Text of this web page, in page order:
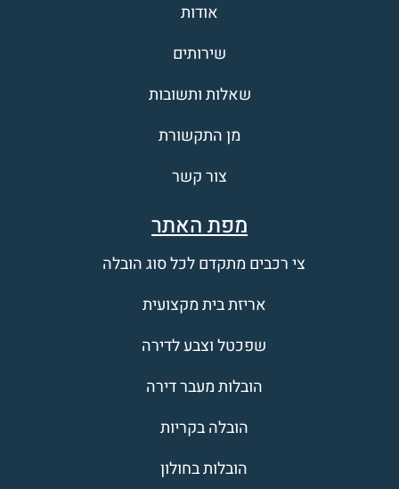
אודות
שירותים
שאלות ותשובות
מן התקשורת
צור קשר
מפת האתר
צי רכבים מתקדם לכל סוג הובלה
אריזת בית מקצועית
שפכטל וצבע לדירה
הובלות מעבר דירה
הובלה בקריות
הובלות בחולון